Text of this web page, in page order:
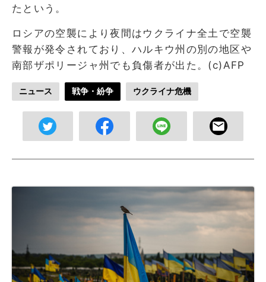
たという。
ロシアの空襲により夜間はウクライナ全土で空襲
警報が発令されており、ハルキウ州の別の地区や
南部ザポリージャ州でも負傷者が出た。(c)AFP
ニュース 戦争・紛争 ウクライナ危機